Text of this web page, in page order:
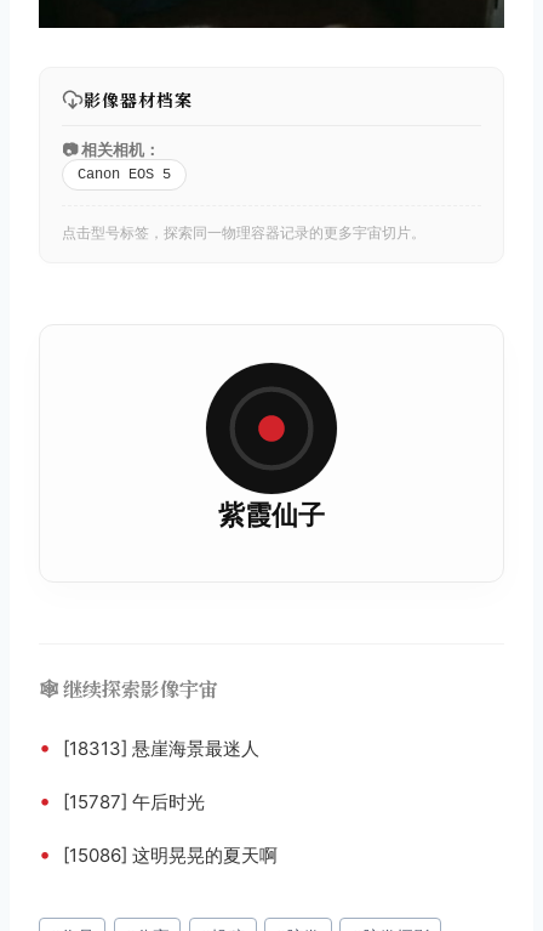
影像器材档案
📷 相关相机：
Canon EOS 5
点击型号标签，探索同一物理容器记录的更多宇宙切片。
紫霞仙子
🕸️ 继续探索影像宇宙
• [18313] 悬崖海景最迷人
• [15787] 午后时光
• [15086] 这明晃晃的夏天啊
文